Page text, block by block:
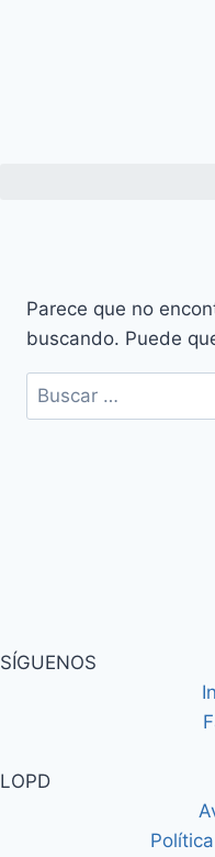
Parece que no
buscando. Puede
SÍGUENOS
LOPD